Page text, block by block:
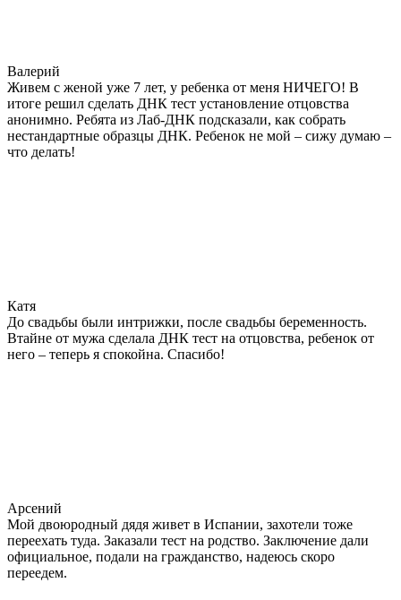
Валерий
Живем с женой уже 7 лет, у ребенка от меня НИЧЕГО! В
итоге решил сделать ДНК тест установление отцовства
анонимно. Ребята из Лаб-ДНК подсказали, как собрать
нестандартные образцы ДНК. Ребенок не мой – сижу думаю –
что делать!
Катя
До свадьбы были интрижки, после свадьбы беременность.
Втайне от мужа сделала ДНК тест на отцовства, ребенок от
него – теперь я спокойна. Спасибо!
Арсений
Мой двоюродный дядя живет в Испании, захотели тоже
переехать туда. Заказали тест на родство. Заключение дали
официальное, подали на гражданство, надеюсь скоро
переедем.